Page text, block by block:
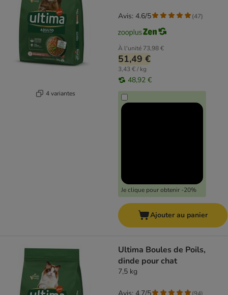
4 variantes
À l'unité 73,98 €
51,49 €
3,43 € / kg
48,92 €
Je clique pour obtenir -20%
Avis: 4.6/5 (47)
Ajouter au panier
Ultima Boules de Poils,
dinde pour chat
7,5 kg
(94)